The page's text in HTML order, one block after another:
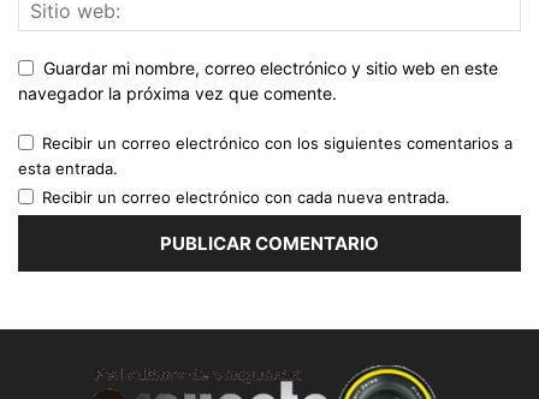
Guardar mi nombre, correo electrónico y sitio web en este
navegador la próxima vez que comente.
Recibir un correo electrónico con los siguientes comentarios a
esta entrada.
Recibir un correo electrónico con cada nueva entrada.